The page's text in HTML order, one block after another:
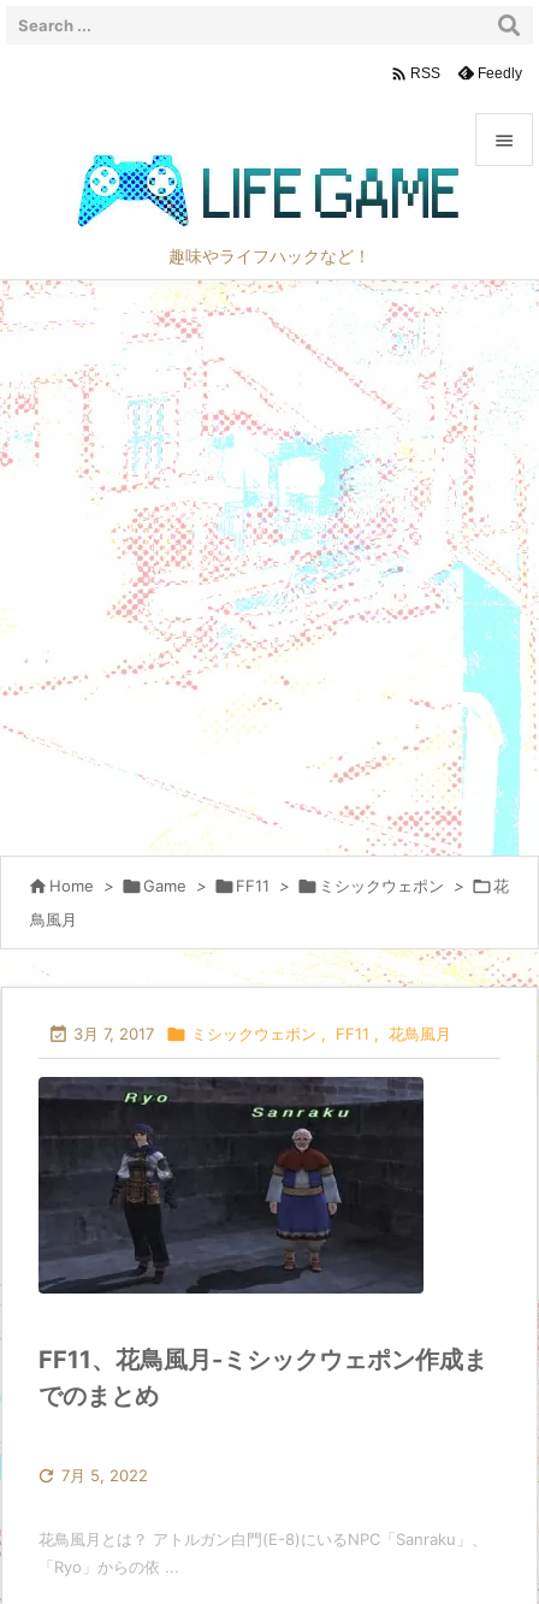
趣味やライフハックなど！

サイド

次へ

検索
 RSS Feedly
 Home > Game > FF11 >  ミシックウェポン > 花
鳥風月
 3月 7, 2017  ミシックウェポン , FF11 , 花鳥風月
FF11、花鳥風月-ミシックウェポン作成ま
でのまとめ
 7月 5, 2022
花鳥風月とは？ アトルガン白門(E-8)にいるNPC「Sanraku」、
「Ryo」からの依 ...